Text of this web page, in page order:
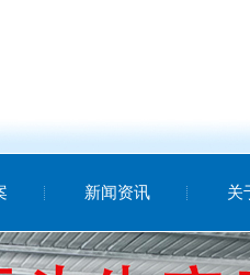
新闻资讯 关